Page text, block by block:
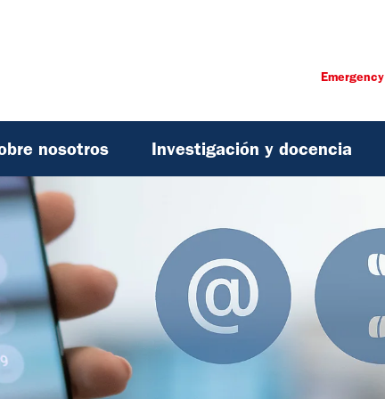
Emergency
nosotros Investigación y docencia